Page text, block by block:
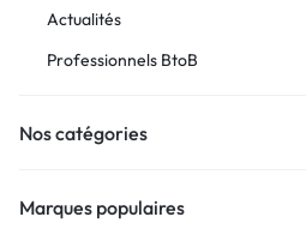
Actualités
Professionnels BtoB
Nos catégories
Marques populaires